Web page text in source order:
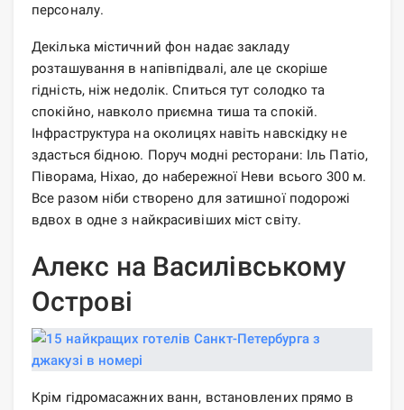
персоналу.
Декілька містичний фон надає закладу
розташування в напівпідвалі, але це скоріше
гідність, ніж недолік. Спиться тут солодко та
спокійно, навколо приємна тиша та спокій.
Інфраструктура на околицях навіть навскідку не
здасться бідною. Поруч модні ресторани: Іль Патіо,
Піворама, Ніхао, до набережної Неви всього 300 м.
Все разом ніби створено для затишної подорожі
вдвох в одне з найкрасивіших міст світу.
Алекс на Василівському
Острові
Крім гідромасажних ванн, встановлених прямо в